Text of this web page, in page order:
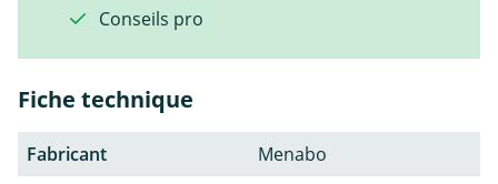
Conseils pro
Fiche technique
Fabricant
Menabo